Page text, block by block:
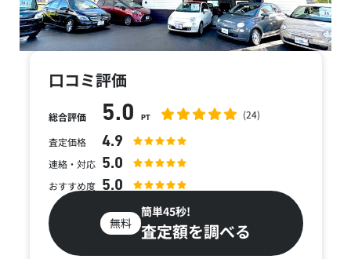
口コミ評価
総合評価 5.0 PT (24)
査定価格
連絡・対応
おすすめ度
4.9
5.0
5.0
無料
簡単45秒!
査定額を調べる